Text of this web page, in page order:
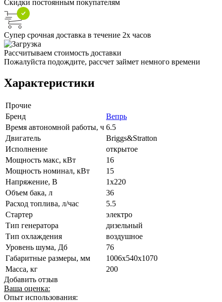
Скидки постоянным покупателям
Супер срочная доставка в течение 2х часов
Рассчитываем стоимость доставки
Пожалуйста подождите, рассчет займет немного времени
Характеристики
Прочие
Бренд
Вепрь
Время автономной работы, ч 6.5
Двигатель
Briggs&Stratton
Исполнение
открытое
Мощность макс, кВт
16
Мощность номинал, кВт
15
Напряжение, В
1x220
Объем бака, л
36
Расход топлива, л/час
5.5
Стартер
электро
Тип генератора
дизельный
Тип охлаждения
воздушное
Уровень шума, Дб
76
Габаритные размеры, мм
1006x540x1070
Масса, кг
200
Добавить отзыв
Ваша оценка:
Опыт использования: